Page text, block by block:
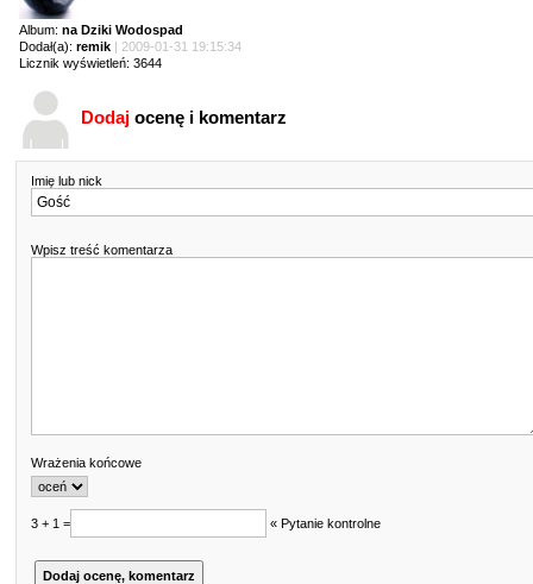
Album: na Dziki Wodospad
Dodał(a): remik | 2009-01-31 19:15:34
Licznik wyświetleń: 3644
Dodaj ocenę i komentarz
Imię lub nick
Wpisz treść komentarza
Wrażenia końcowe
3 + 1 = « Pytanie kontrolne